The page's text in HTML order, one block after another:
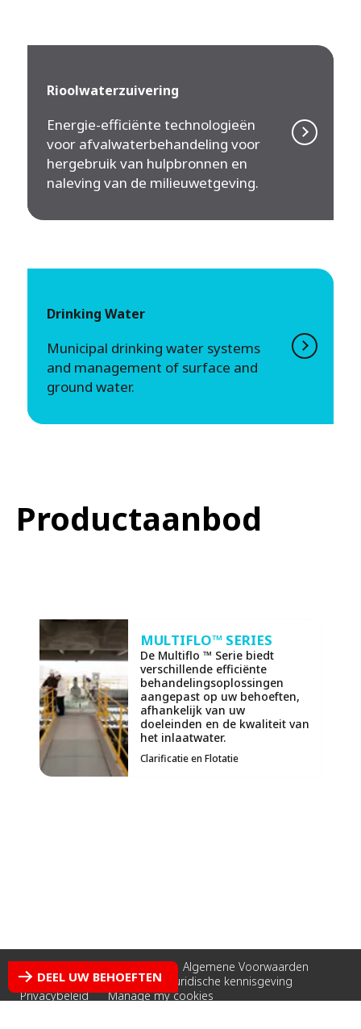
Rioolwaterzuivering
Energie-efficiënte technologieën
voor afvalwaterbehandeling voor
hergebruik van hulpbronnen en
naleving van de milieuwetgeving.
Drinking Water
Municipal drinking water systems
and management of surface and
ground water.
Productaanbod
MULTIFLO™ SERIES
De Multiflo ™ Serie biedt
verschillende efficiënte
behandelingsoplossingen
aangepast op uw behoeften,
afhankelijk van uw
doeleinden en de kwaliteit van
het inlaatwater.
Clarificatie en Flotatie
Algemene Voorwaarden
Cookies policy
Credits
Juridische kennisgeving
Privacybeleid
Manage my cookies
DEEL UW BEHOEFTEN